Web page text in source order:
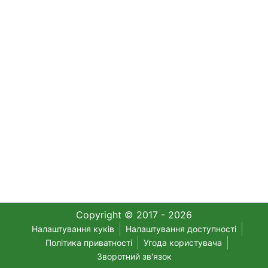
Copyright © 2017 - 2026
Налаштування куків
Налаштування доступності
Політика приватності
Угода користувача
Зворотний зв'язок